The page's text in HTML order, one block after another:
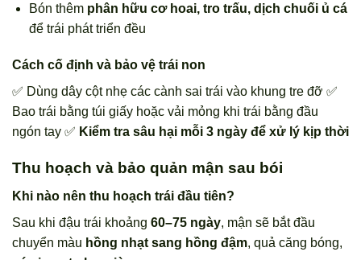
Bón thêm phân hữu cơ hoai, tro trấu, dịch chuối ủ cá
để trái phát triển đều
Cách cố định và bảo vệ trái non
✅ Dùng dây cột nhẹ các cành sai trái vào khung tre đỡ ✅
Bao trái bằng túi giấy hoặc vải mỏng khi trái bằng đầu
ngón tay ✅ Kiểm tra sâu hại mỗi 3 ngày để xử lý kịp thời
Thu hoạch và bảo quản mận sau bói
Khi nào nên thu hoạch trái đầu tiên?
Sau khi đậu trái khoảng 60–75 ngày, mận sẽ bắt đầu
chuyển màu hồng nhạt sang hồng đậm, quả căng bóng,